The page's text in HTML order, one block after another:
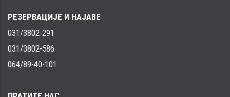
РЕЗЕРВАЦИЈЕ И НАЈАВЕ
031/3802-291
031/3802-586
064/89-40-101